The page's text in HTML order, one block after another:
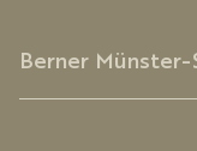
Berner